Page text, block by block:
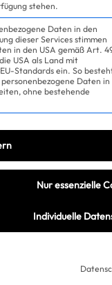
stehen.
Daten in den
dieser Services stimmen
in den USA gemäß Art.
USA als Land mit
Standards ein. So
Daten in
ohne bestehende
Nur essenzielle
Individuelle